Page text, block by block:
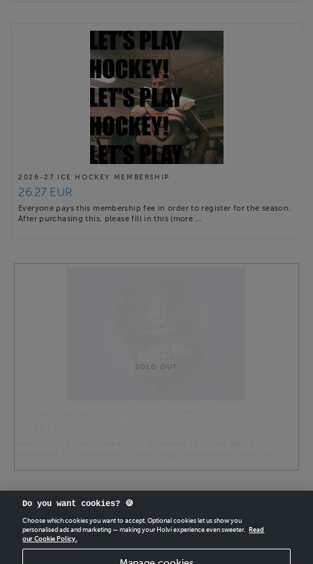
2026-27 ICE HOCKEY MEMBERSHIP
26.27 EUR
Everyone pays this membership fee in order to register for the season.
After purchasing this, please fill in this (more …
SOLD OUT
CREATEYOUR OWN HOLVI ONLINE STORE IN MINUTES.
Do you want cookies? 🍪
Choose which cookies you want to accept. Optional cookies let us show you
personalised ads and marketing — making your Holvi experience even sweeter.
Read
our Cookie Policy.